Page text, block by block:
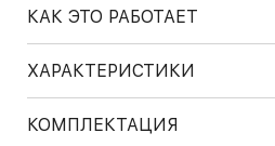
КАК ЭТО РАБОТАЕТ
ХАРАКТЕРИСТИКИ
КОМПЛЕКТАЦИЯ